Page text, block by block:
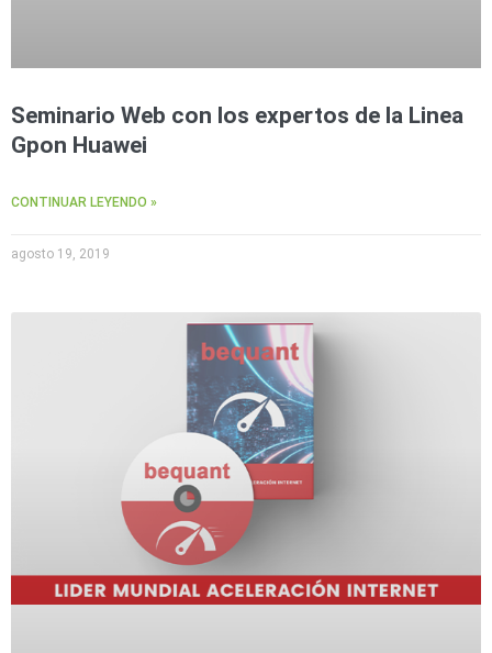
Seminario Web con los expertos de la Linea
Gpon Huawei
CONTINUAR LEYENDO »
agosto 19, 2019